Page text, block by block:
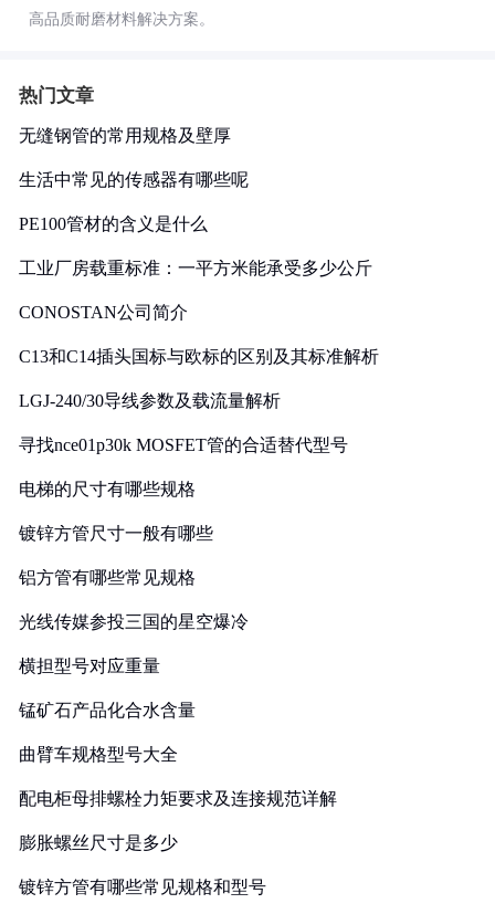
高品质耐磨材料解决方案。
热门文章
无缝钢管的常用规格及壁厚
生活中常见的传感器有哪些呢
PE100管材的含义是什么
工业厂房载重标准：一平方米能承受多少公斤
CONOSTAN公司简介
C13和C14插头国标与欧标的区别及其标准解析
LGJ-240/30导线参数及载流量解析
寻找nce01p30k MOSFET管的合适替代型号
电梯的尺寸有哪些规格
镀锌方管尺寸一般有哪些
铝方管有哪些常见规格
光线传媒参投三国的星空爆冷
横担型号对应重量
锰矿石产品化合水含量
曲臂车规格型号大全
配电柜母排螺栓力矩要求及连接规范详解
膨胀螺丝尺寸是多少
镀锌方管有哪些常见规格和型号